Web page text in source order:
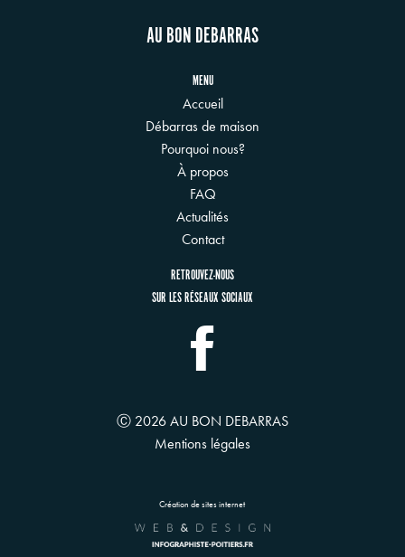
AU BON DEBARRAS
MENU
Accueil
Débarras de maison
Pourquoi nous?
À propos
FAQ
Actualités
Contact
RETROUVEZ-NOUS
SUR LES RÉSEAUX SOCIAUX
Ⓒ 2026 AU BON DEBARRAS
Mentions légales
Création de sites internet